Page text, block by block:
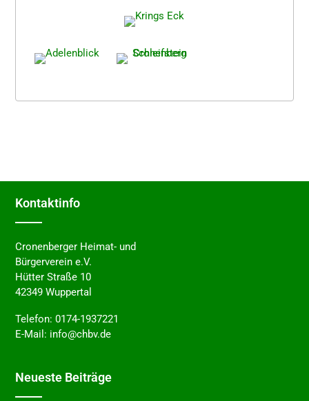
Kontakt­in­fo
Cronenberger Heimat- und
Bürgerverein e.V.
Hütter Straße 10
42349 Wuppertal
Telefon: 0174-1937221
E-Mail: info@chbv.de
Neues­te Beiträge